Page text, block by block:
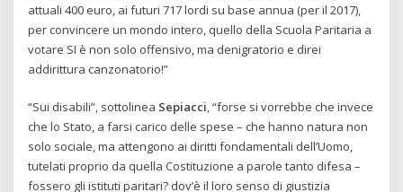
attuali 400 euro, ai futuri 717 lordi su base annua (per il 2017),
per convincere un mondo intero, quello della Scuola Paritaria a
votare SI è non solo offensivo, ma denigratorio e direi
addirittura canzonatorio!”
“Sui disabili”, sottolinea Sepiacci, “forse si vorrebbe che invece
che lo Stato, a farsi carico delle spese – che hanno natura non
solo sociale, ma attengono ai diritti fondamentali dell’Uomo,
tutelati proprio da quella Costituzione a parole tanto difesa –
fossero gli istituti paritari? dov’è il loro senso di giustizia